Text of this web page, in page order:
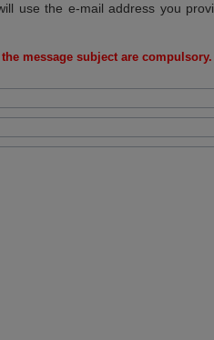
use the e-mail address you
message subject are compulsory.